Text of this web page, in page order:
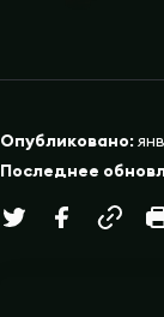
Опубликовано:
Последнее